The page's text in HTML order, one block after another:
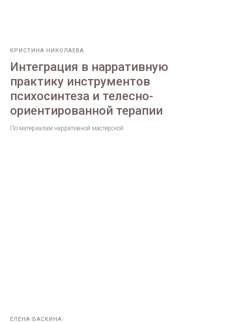
КРИСТИНА НИКОЛАЕВА
Интеграция в нарративную
практику инструментов
психосинтеза и телесно-
ориентированной терапии
По материалам нарративной мастерской
ЕЛЕНА БАСКИНА